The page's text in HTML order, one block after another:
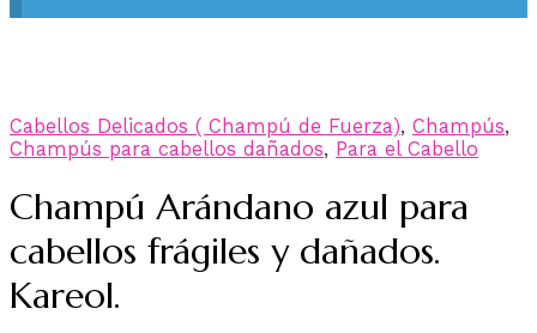
Cabellos Delicados ( Champú de Fuerza), Champús,
Champús para cabellos dañados, Para el Cabello
Champú Arándano azul para
cabellos frágiles y dañados.
Kareol.